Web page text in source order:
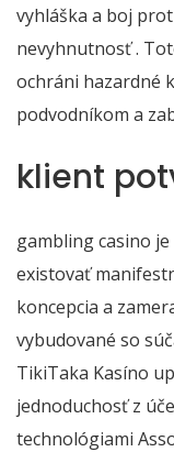
vyhláška a boj
nevyhnutnosť .
ochráni hazardné
podvodníkom a
klient
gambling casino
existovať
koncepcia a
vybudované so
TikiTaka Kasíno
jednoduchosť z
technológiami